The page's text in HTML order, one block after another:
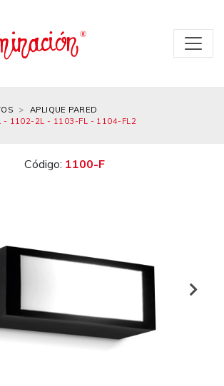
APLIQUE PARED
- 1102-2L - 1103-FL - 1104-FL2
Código: 1100-F